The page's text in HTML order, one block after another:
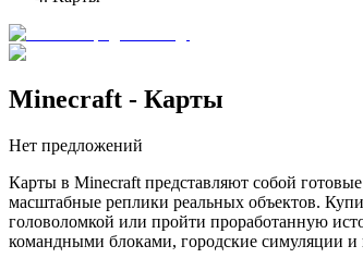
Minecraft - Карты
Нет предложений
Карты в Minecraft представляют собой
масштабные реплики реальных объектов.
головоломкой или пройти проработанную
командными блоками, городские симуляции и